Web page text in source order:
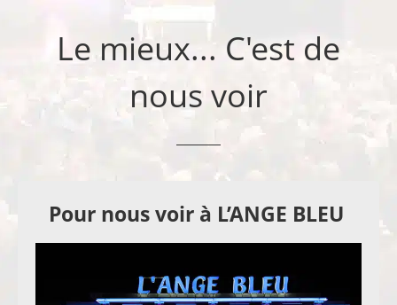
Le mieux... C'est de
nous voir
Pour nous voir à L’ANGE BLEU